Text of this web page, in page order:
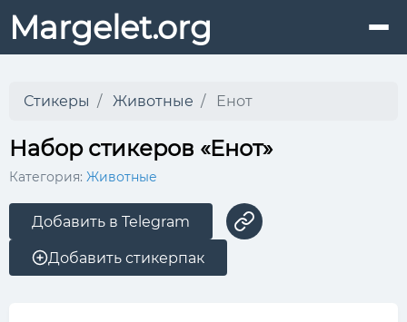
Margelet.org
Стикеры Животные Енот
Набор стикеров «Енот»
Категория: Животные
Добавить в Telegram
Добавить стикерпак